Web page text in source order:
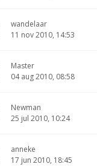
wandelaar
11 nov 2010, 14:53
Master
04 aug 2010, 08:58
Newman
25 jul 2010, 10:24
anneke
17 jun 2010, 18:45